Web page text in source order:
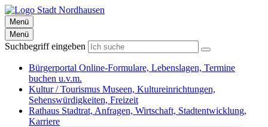
Menü
Menü
Suchbegriff eingeben
Bürgerportal Online-Formulare, Lebenslagen, Termine
buchen u.v.m.
Kultur / Tourismus Museen, Kultureinrichtungen,
Sehenswürdigkeiten, Freizeit
Rathaus Stadtrat, Anfragen, Wirtschaft, Stadtentwicklung,
Karriere